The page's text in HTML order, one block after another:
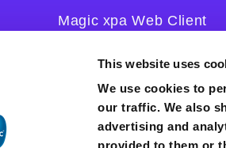
This website uses
We use cookies to
our traffic. We also
advertising and
Magic xpa Web Client
ユーザー登録/ライセン